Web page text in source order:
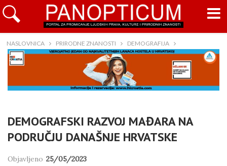
NASLOVNICA PRIRODNE ZNANOSTI DEMOGRAFIJA
DEMOGRAFSKI RAZVOJ MAĐARA NA
PODRUČJU DANAŠNJE HRVATSKE
Objavljeno 25/05/2023